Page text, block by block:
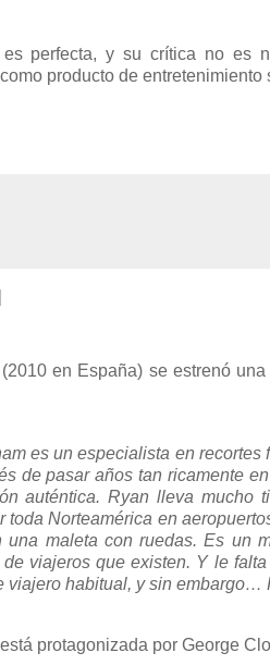
es perfecta, y su crítica no
producto de
en España) se estrenó
es un especialista en
de pasar años tan ricamente
auténtica. Ryan lleva mucho
toda Norteamérica en
una maleta con ruedas. Es un
viajeros que existen. Y le
viajero habitual, y sin embargo…
protagonizada por George